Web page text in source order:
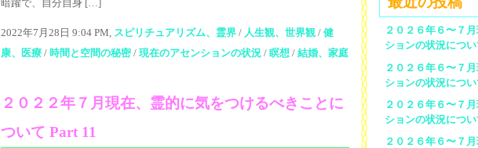
暗躍で、自分自身 […]
2022年7月28日 9:04 PM, スピリチュアリズム、霊界 / 人生観、世界観 / 健
康、医療 / 時間と空間の秘密/ 現在のアセンションの状況 / 瞑想 / 結婚、家庭
２０２２年７月現在、霊的に気をつけるべきことに
ついて Part 11
２０２６年６〜７
ションの状況につ
２０２６年６〜７
ションの状況につ
２０２６年６〜７
ションの状況につ
２０２６年６〜７